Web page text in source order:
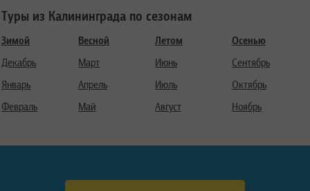
Туры из Калининграда по сезонам
Зимой
Декабрь
Январь
Февраль
Весной
Март
Апрель
Май
Летом
Июнь
Июль
Август
Осенью
Сентябрь
Октябрь
Ноябрь